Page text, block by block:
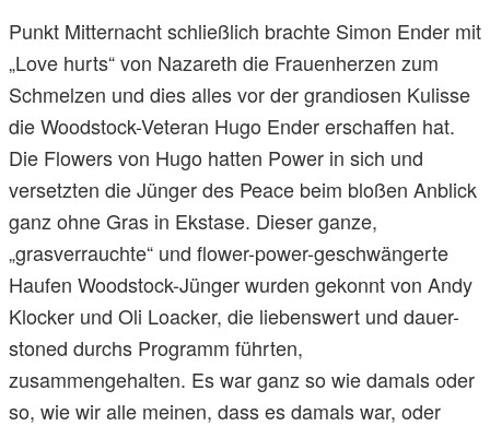
Punkt Mitternacht schließlich brachte Simon Ender mit
„Love hurts“ von Nazareth die Frauenherzen zum
Schmelzen und dies alles vor der grandiosen Kulisse
die Woodstock-Veteran Hugo Ender erschaffen hat.
Die Flowers von Hugo hatten Power in sich und
versetzten die Jünger des Peace beim bloßen Anblick
ganz ohne Gras in Ekstase. Dieser ganze,
„grasverrauchte“ und flower-power-geschwängerte
Haufen Woodstock-Jünger wurden gekonnt von Andy
Klocker und Oli Loacker, die liebenswert und dauer-
stoned durchs Programm führten,
zusammengehalten. Es war ganz so wie damals oder
so, wie wir alle meinen, dass es damals war, oder